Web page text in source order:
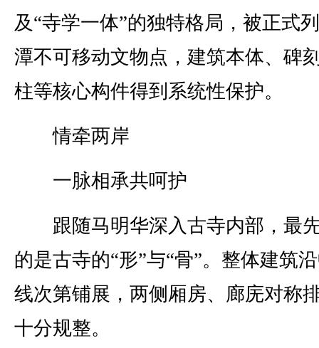
及“寺学一体”的独特格局，被正式
潭不可移动文物点，建筑本体、碑
柱等核心构件得到系统性保护。
情牵两岸
一脉相承共呵护
跟随马明华深入古寺内部，最
的是古寺的“形”与“骨”。整体建筑
线次第铺展，两侧厢房、廊庑对称
十分规整。